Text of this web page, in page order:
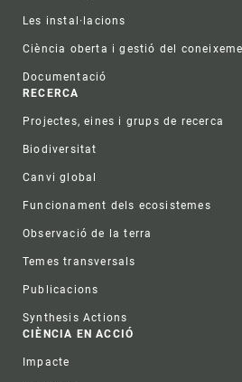
Les instal·lacions
Ciència oberta i gestió del
Documentació
RECERCA
Projectes, eines i grups de recerca
Biodiversitat
Canvi global
Funcionament dels ecosistemes
Observació de la terra
Temes transversals
Publicacions
Synthesis Actions
CIÈNCIA EN ACCIÓ
Impacte